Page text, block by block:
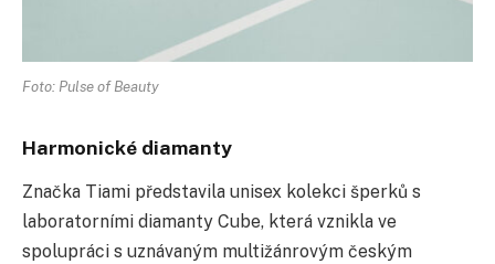
Foto: Pulse of Beauty
Harmonické diamanty
Značka Tiami představila unisex kolekci šperků s
laboratorními diamanty Cube, která vznikla ve
spolupráci s uznávaným multižánrovým českým